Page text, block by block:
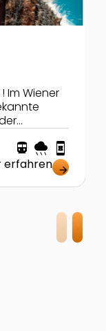
Im Wiener
directions_transit rainy book_online
erfahren arrow_forward